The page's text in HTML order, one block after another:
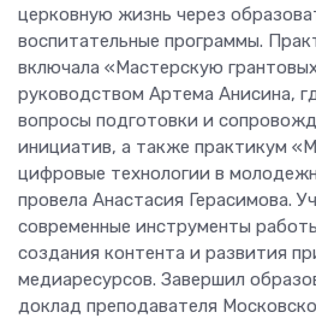
церковную жизнь через
воспитательные программы.
включала «Мастерскую
руководством Артема Анисина,
вопросы подготовки и
инициатив, а также практикум
цифровые технологии в
провела Анастасия Герасимова.
современные инструменты
создания контента и развития
медиаресурсов. Завершил
доклад преподавателя